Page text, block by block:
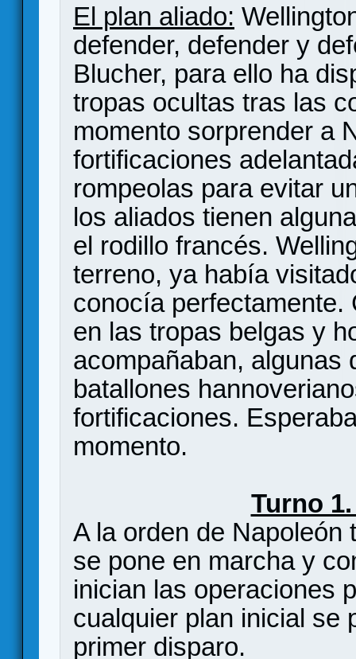
El plan aliado:
defender, defender y
Blucher, para ello ha
tropas ocultas tras las
momento sorprender a
fortificaciones
rompeolas para evitar
los aliados tienen
el rodillo francés.
terreno, ya había
conocía perfectamente.
en las tropas belgas y
acompañaban, algunas
batallones
fortificaciones.
momento.
Turno
A la orden de Napoleón
se pone en marcha y
inician las operaciones
cualquier plan inicial se
primer disparo.